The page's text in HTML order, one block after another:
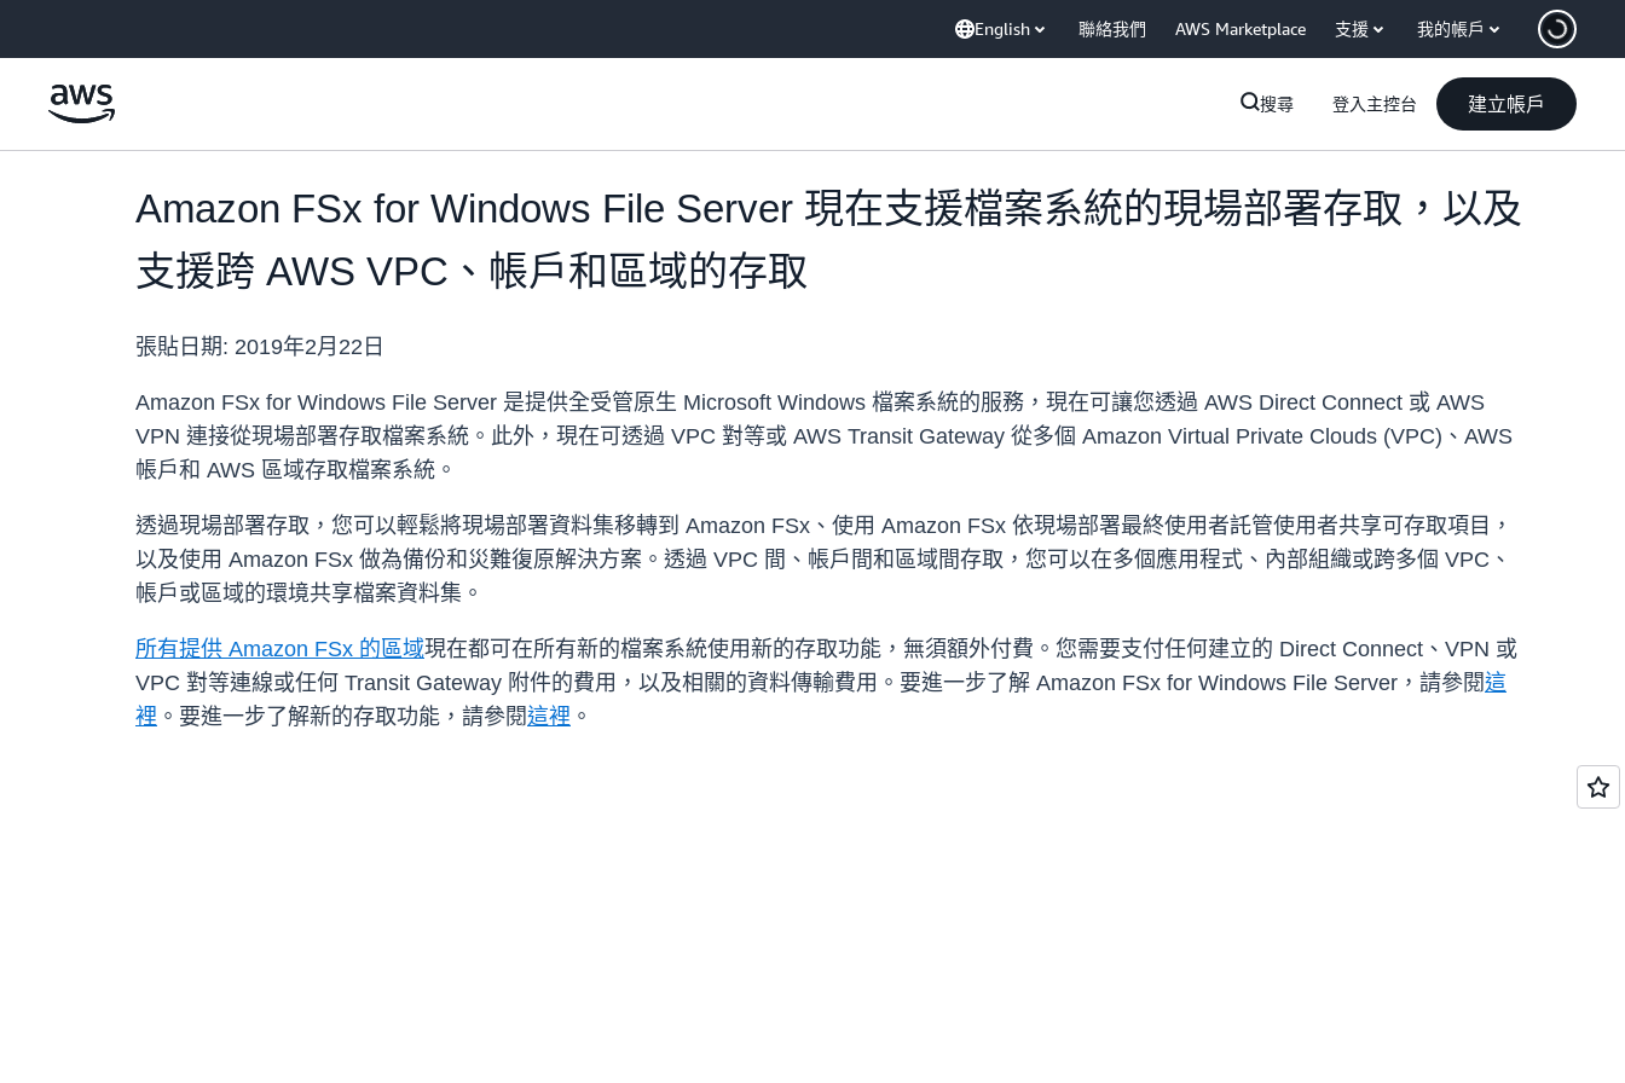
English 聯絡我們 AWS Marketplace 支援 我的帳戶
搜尋 登入主控台 建立帳戶
Amazon FSx for Windows File Server 現在支援檔案系統的現場部署存取，以及
支援跨 AWS VPC、帳戶和區域的存取
張貼日期: 2019年2月22日
Amazon FSx for Windows File Server 是提供全受管原生 Microsoft Windows 檔案系統的服務，現在可讓您透過 AWS Direct Connect 或 AWS
VPN 連接從現場部署存取檔案系統。此外，現在可透過 VPC 對等或 AWS Transit Gateway 從多個 Amazon Virtual Private Clouds (VPC)、AWS
帳戶和 AWS 區域存取檔案系統。
透過現場部署存取，您可以輕鬆將現場部署資料集移轉到 Amazon FSx、使用 Amazon FSx 依現場部署最終使用者託管使用者共享可存取項目，
以及使用 Amazon FSx 做為備份和災難復原解決方案。透過 VPC 間、帳戶間和區域間存取，您可以在多個應用程式、內部組織或跨多個 VPC、
帳戶或區域的環境共享檔案資料集。
所有提供 Amazon FSx 的區域現在都可在所有新的檔案系統使用新的存取功能，無須額外付費。您需要支付任何建立的 Direct Connect、VPN 或
VPC 對等連線或任何 Transit Gateway 附件的費用，以及相關的資料傳輸費用。要進一步了解 Amazon FSx for Windows File Server，請參閱這
裡 。要進一步了解新的存取功能，請參閱這裡 。